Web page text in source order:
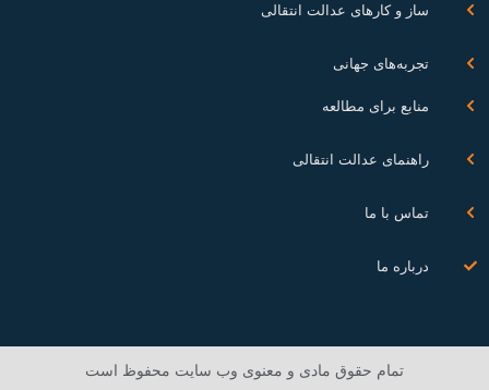
ساز و کارهای عدالت انتقالی
تجربه‌های جهانی
منابع برای مطالعه
راهنمای عدالت انتقالی
تماس با ما
درباره ما
تمام حقوق مادی و معنوی وب سایت محفوظ است